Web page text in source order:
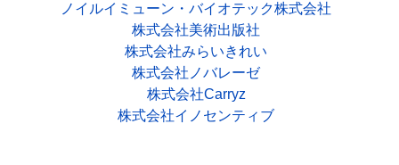
ノイルイミューン・バイオテック株式会社
株式会社美術出版社
株式会社みらいきれい
株式会社ノバレーゼ
株式会社Carryz
株式会社イノセンティブ